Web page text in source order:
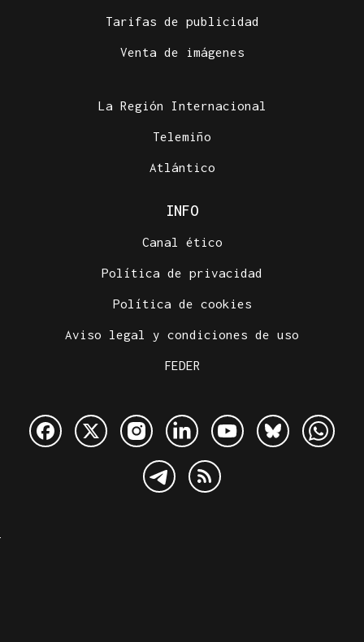
Tarifas de publicidad
Venta de imágenes
La Región Internacional
Telemiño
Atlántico
INFO
Canal ético
Política de privacidad
Política de cookies
Aviso legal y condiciones de uso
FEDER